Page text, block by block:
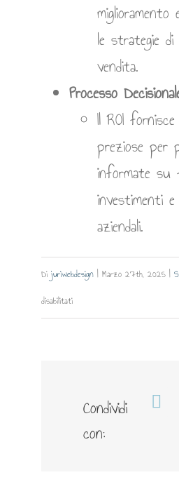
le strategie
vendita.
Processo
Il ROI
preziose per
informate
investimenti
aziendali.
Dijuriwebdesign | Marzo 27th, 2025 |
disabilitatisu
Condividi
con: